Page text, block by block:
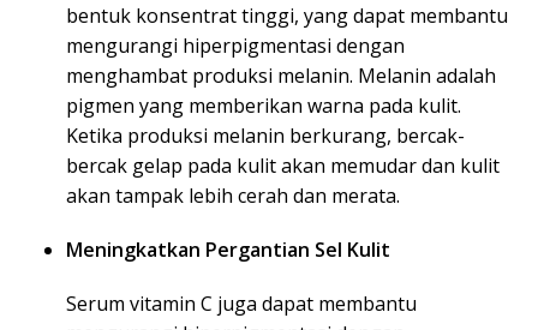
bentuk konsentrat tinggi, yang dapat membantu
mengurangi hiperpigmentasi dengan
menghambat produksi melanin. Melanin adalah
pigmen yang memberikan warna pada kulit.
Ketika produksi melanin berkurang, bercak-
bercak gelap pada kulit akan memudar dan kulit
akan tampak lebih cerah dan merata.
Meningkatkan Pergantian Sel Kulit
Serum vitamin C juga dapat membantu